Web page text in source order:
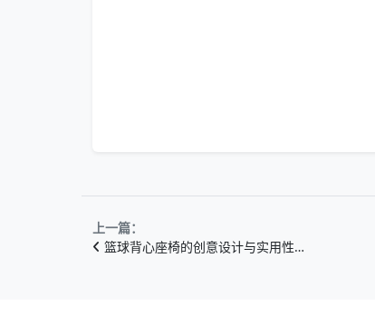
上一篇：
篮球背心座椅的创意设计与实用性…